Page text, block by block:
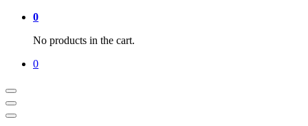
0
No products in the cart.
0